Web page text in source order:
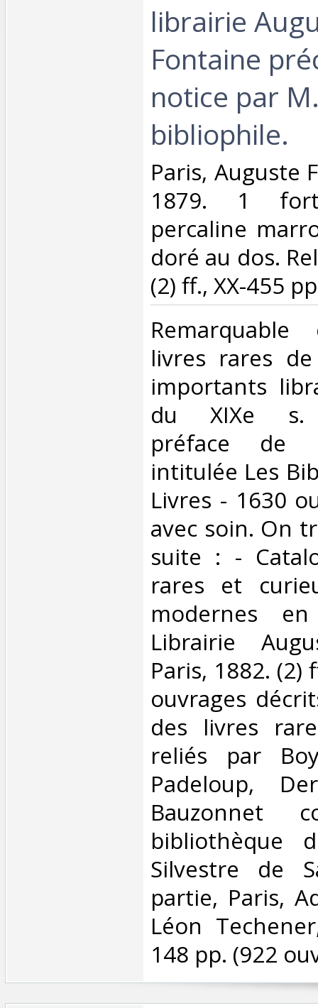
librairie
Fontaine
notice par
bibliophile.‎
‎Paris, Auguste
1879. 1
percaline
doré au dos.
(2) ff., XX-455
livres rares
importants
du XIXe s.
préface de
intitulée Les
Livres - 1630
avec soin. On
suite : -
rares et
modernes
Librairie
Paris, 1882. (2)
ouvrages
des livres
reliés par
Padeloup,
Bauzonnet
bibliothèque
Silvestre de
partie, Paris,
Léon
148 pp. (922